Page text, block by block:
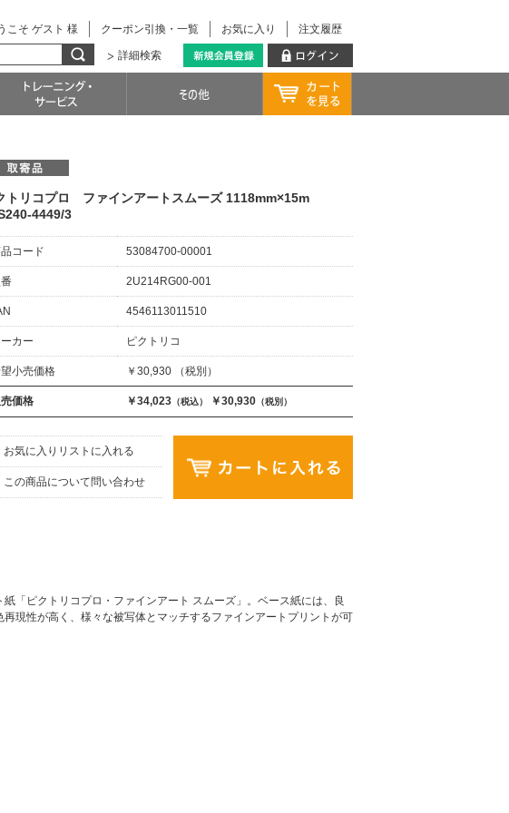
注文履歴
お気に入り
クーポン引換・一覧
こそ ゲスト 様
詳細検索
トリコプロ ファインアートスムーズ 1118mm×15m
4449/3
コード 53084700-00001
2U214RG00-001
4546113011510
ーカー ピクトリコ
小売価格 ￥30,930 （税別）
価格 ￥34,023 （税込） ￥30,930 （税別）
お気に入りリストに入れる
この商品について問い合わせ
「ピクトリコプロ・ファインアート スムーズ」。ベース紙には、良
現性が高く、様々な被写体とマッチするファインアートプリントが可